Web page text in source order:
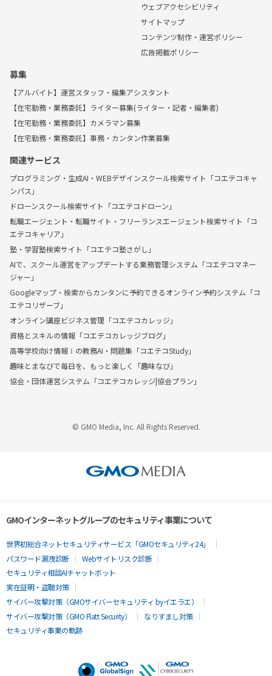
ウェブアクセシビリティ
サイトマップ
コンテンツ制作・運営ポリシー
広告掲載ポリシー
募集
【アルバイト】運営スタッフ・編集アシスタント
【在宅勤務・業務委託】ライター募集(ライター・記者・編集者)
【在宅勤務・業務委託】カメラマン募集
【在宅勤務・業務委託】事務・カンタン作業募集
関連サービス
プログラミング・生成AI・WEBデザインスクール検索サイト「コエテコキャ
ンパス」
ドローンスクール検索サイト「コエテコドローン」
転職エージェント・転職サイト・フリーランスエージェント検索サイト「コ
エテコキャリア」
塾・学習塾検索サイト「コエテコ塾さがし」
AIで、スクール運営をアップデートする業務管理システム「コエテコマネー
ジャー」
Googleマップ・検索からカンタンに予約できるオンライン予約システム「コ
エテコリザーブ」
オンライン講座ビジネス管理「コエテコカレッジ」
資格とスキルの情報「コエテコカレッジブログ」
高等学校向け情報Ⅰの教務AI・問題集「コエテコStudy」
趣味とまなびで毎日を、もっと楽しく「趣味なび」
協会・団体運営システム「コエテコカレッジ|協会プラン」
© GMO Media, Inc. All Rights Reserved.
GMOインターネットグループのセキュリティ事業について
世界初総合ネットセキュリティサービス「GMOセキュリティ24」
パスワード漏洩診断
Webサイトリスク診断
セキュリティ相談AIチャットボット
実在証明・盗聴対策
サイバー攻撃対策（GMOサイバーセキュリティ byイエラエ）
サイバー攻撃対策（GMO Flatt Security）
なりすまし対策
セキュリティ事業の軌跡